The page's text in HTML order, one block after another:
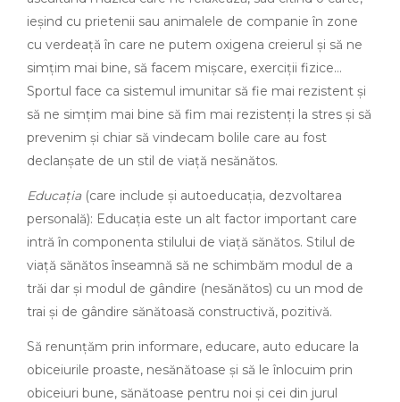
ieșind cu prietenii sau animalele de companie în zone
cu verdeață în care ne putem oxigena creierul şi să ne
simțim mai bine, să facem mișcare, exerciții fizice…
Sportul face ca sistemul imunitar să fie mai rezistent şi
să ne simțim mai bine să fim mai rezistenți la stres şi să
prevenim şi chiar să vindecam bolile care au fost
declanșate de un stil de viață nesănătos.
Educația(care include şi autoeducația, dezvoltarea
personală): Educația este un alt factor important care
intră în componenta stilului de viață sănătos. Stilul de
viață sănătos înseamnă să ne schimbăm modul de a
trăi dar şi modul de gândire (nesănătos) cu un mod de
trai şi de gândire sănătoasă constructivă, pozitivă.
Să renunțăm prin informare, educare, auto educare la
obiceiurile proaste, nesănătoase şi să le înlocuim prin
obiceiuri bune, sănătoase pentru noi şi cei din jurul